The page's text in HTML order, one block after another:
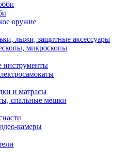
оружие
лыжи, защитные аксессуары
микроскопы
инструменты
и матрасы
спальные мешки
камеры